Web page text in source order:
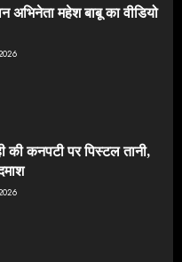
अभिनेता महेश बाबू का वीडियो
की कनपटी पर पिस्टल तानी,